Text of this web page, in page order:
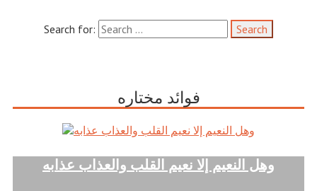
Search for:
فوائد مختاره
وهل النعيم إلا نعيم القلب والعذاب عذابه